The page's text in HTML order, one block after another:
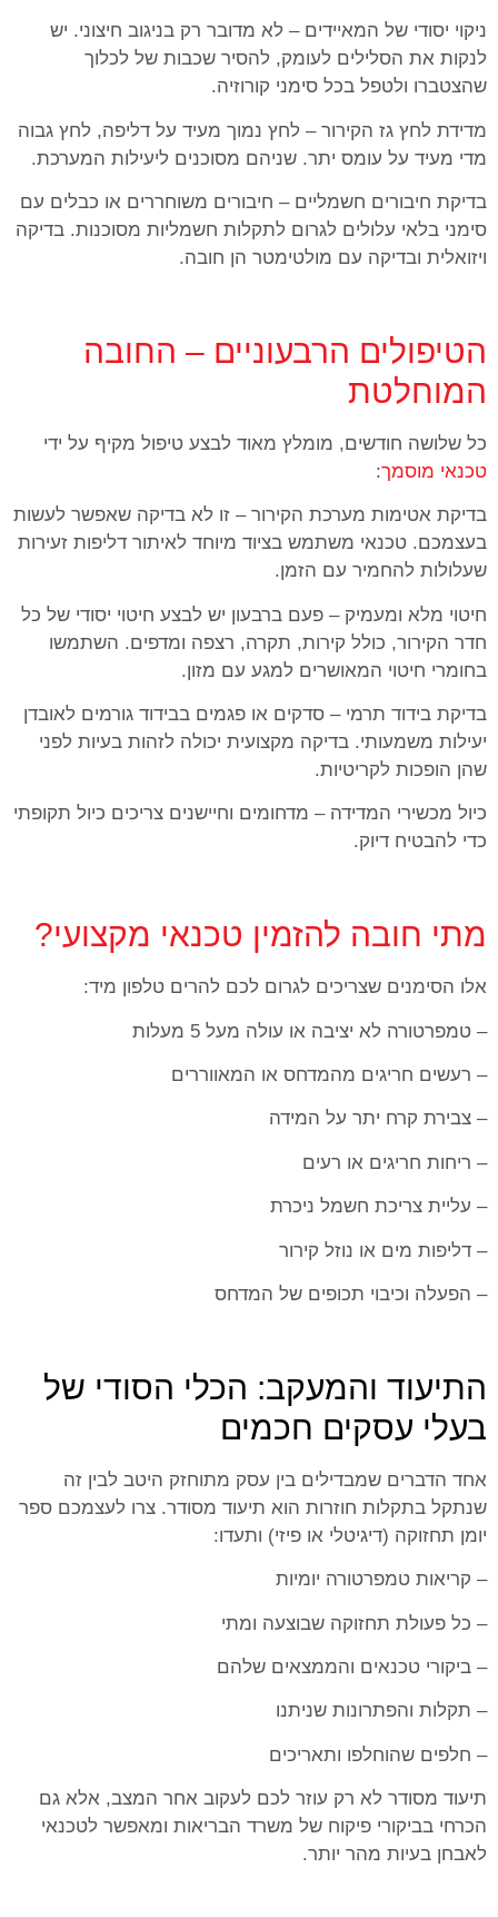
ניקוי יסודי של המאיידים – לא מדובר רק בניגוב חיצוני. יש
לנקות את הסלילים לעומק, להסיר שכבות של לכלוך
שהצטברו ולטפל בכל סימני קורוזיה.
מדידת לחץ גז הקירור – לחץ נמוך מעיד על דליפה, לחץ גבוה
מדי מעיד על עומס יתר. שניהם מסוכנים ליעילות המערכת.
בדיקת חיבורים חשמליים – חיבורים משוחררים או כבלים עם
סימני בלאי עלולים לגרום לתקלות חשמליות מסוכנות. בדיקה
ויזואלית ובדיקה עם מולטימטר הן חובה.
הטיפולים הרבעוניים – החובה
המוחלטת
כל שלושה חודשים, מומלץ מאוד לבצע טיפול מקיף על ידי
טכנאי מוסמך:
בדיקת אטימות מערכת הקירור – זו לא בדיקה שאפשר לעשות
בעצמכם. טכנאי משתמש בציוד מיוחד לאיתור דליפות זעירות
שעלולות להחמיר עם הזמן.
חיטוי מלא ומעמיק – פעם ברבעון יש לבצע חיטוי יסודי של כל
חדר הקירור, כולל קירות, תקרה, רצפה ומדפים. השתמשו
בחומרי חיטוי המאושרים למגע עם מזון.
בדיקת בידוד תרמי – סדקים או פגמים בבידוד גורמים לאובדן
יעילות משמעותי. בדיקה מקצועית יכולה לזהות בעיות לפני
שהן הופכות לקריטיות.
כיול מכשירי המדידה – מדחומים וחיישנים צריכים כיול תקופתי
כדי להבטיח דיוק.
מתי חובה להזמין טכנאי מקצועי?
אלו הסימנים שצריכים לגרום לכם להרים טלפון מיד:
– טמפרטורה לא יציבה או עולה מעל 5 מעלות
– רעשים חריגים מהמדחס או המאווררים
– צבירת קרח יתר על המידה
– ריחות חריגים או רעים
– עליית צריכת חשמל ניכרת
– דליפות מים או נוזל קירור
– הפעלה וכיבוי תכופים של המדחס
התיעוד והמעקב: הכלי הסודי של
בעלי עסקים חכמים
אחד הדברים שמבדילים בין עסק מתוחזק היטב לבין זה
שנתקל בתקלות חוזרות הוא תיעוד מסודר. צרו לעצמכם ספר
יומן תחזוקה (דיגיטלי או פיזי) ותעדו:
– קריאות טמפרטורה יומיות
– כל פעולת תחזוקה שבוצעה ומתי
– ביקורי טכנאים והממצאים שלהם
– תקלות והפתרונות שניתנו
– חלפים שהוחלפו ותאריכים
תיעוד מסודר לא רק עוזר לכם לעקוב אחר המצב, אלא גם
הכרחי בביקורי פיקוח של משרד הבריאות ומאפשר לטכנאי
לאבחן בעיות מהר יותר.